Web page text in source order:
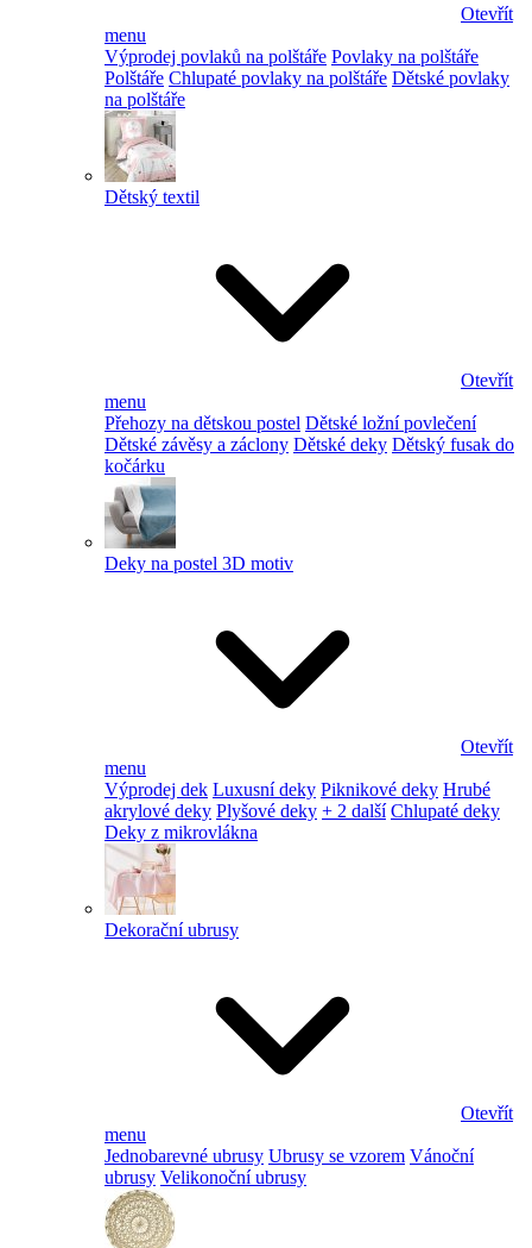
Otevřít
menu
Výprodej povlaků na polštáře Povlaky na polštáře
Polštáře Chlupaté povlaky na polštáře Dětské povlaky
na polštáře
Dětský textil
Otevřít
menu
Přehozy na dětskou postel Dětské ložní povlečení
Dětské závěsy a záclony Dětské deky Dětský fusak do
kočárku
Deky na postel 3D motiv
Otevřít
menu
Výprodej dek Luxusní deky Piknikové deky Hrubé
akrylové deky Plyšové deky + 2 další Chlupaté deky
Deky z mikrovlákna
Dekorační ubrusy
Otevřít
menu
Jednobarevné ubrusy Ubrusy se vzorem Vánoční
ubrusy Velikonoční ubrusy